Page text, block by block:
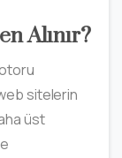
Alınır?
sitelerin
üst